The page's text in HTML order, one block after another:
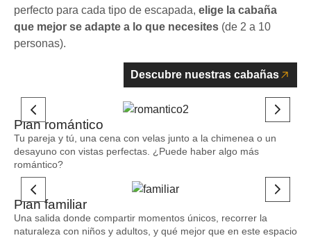
perfecto para cada tipo de escapada, elige la cabaña
que mejor se adapte a lo que necesites (de 2 a 10
personas).
Descubre nuestras cabañas
Plan romántico
Tu pareja y tú, una cena con velas junto a la chimenea o un
desayuno con vistas perfectas. ¿Puede haber algo más
romántico?
Plan familiar
Una salida donde compartir momentos únicos, recorrer la
naturaleza con niños y adultos, y qué mejor que en este espacio